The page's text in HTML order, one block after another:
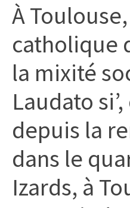
citoyennes
À
catholique
la mixité
Laudato
depuis la
dans le
Izards, à